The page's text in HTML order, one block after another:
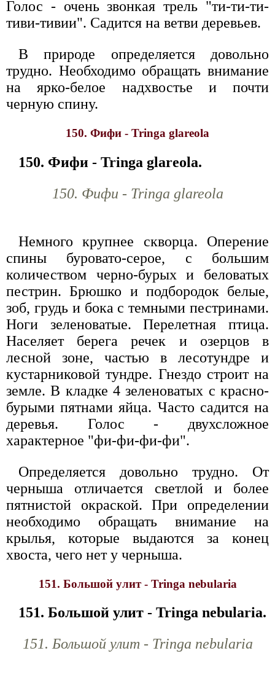
Голос - очень звонкая трель "ти-ти-ти-
тиви-тивии". Садится на ветви деревьев.
В природе определяется довольно
трудно. Необходимо обращать внимание
на ярко-белое надхвостье и почти
черную спину.
150. Фифи - Tringa glareola
150. Фифи - Tringa glareola.
150. Фифи - Tringa glareola
Немного крупнее скворца. Оперение
спины буровато-серое, с большим
количеством черно-бурых и беловатых
пестрин. Брюшко и подбородок белые,
зоб, грудь и бока с темными пестринами.
Ноги зеленоватые. Перелетная птица.
Населяет берега речек и озерцов в
лесной зоне, частью в лесотундре и
кустарниковой тундре. Гнездо строит на
земле. В кладке 4 зеленоватых с красно-
бурыми пятнами яйца. Часто садится на
деревья. Голос - двухсложное
характерное "фи-фи-фи-фи".
Определяется довольно трудно. От
черныша отличается светлой и более
пятнистой окраской. При определении
необходимо обращать внимание на
крылья, которые выдаются за конец
хвоста, чего нет у черныша.
151. Большой улит - Tringa nebularia
151. Большой улит - Tringa nebularia.
151. Большой улит - Tringa nebularia